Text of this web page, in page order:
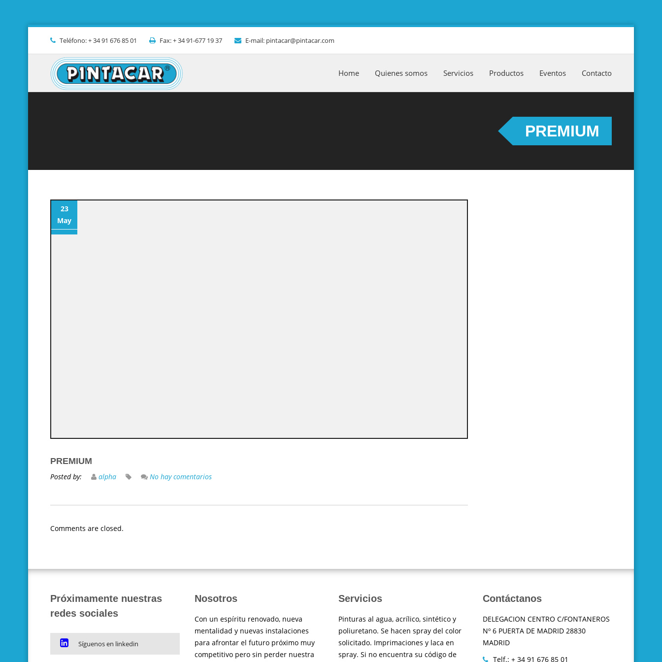
Teléfono: + 34 91 676 85 01 Fax: + 34 91-677 19 37 E-mail: pintacar@pintacar.com
Home Quienes somos Servicios Productos Eventos Contacto
PREMIUM
23
May
PREMIUM
Posted by: alpha No hay comentarios
Comments are closed.
Próximamente nuestras
redes sociales
Síguenos en linkedin
Nosotros
Con un espíritu renovado, nueva
mentalidad y nuevas instalaciones
para afrontar el futuro próximo muy
competitivo pero sin perder nuestra
Servicios
Pinturas al agua, acrílico, sintético y
poliuretano. Se hacen spray del color
solicitado. Imprimaciones y laca en
spray. Si no encuentra su código de
Contáctanos
DELEGACION CENTRO C/FONTANEROS
Nº 6 PUERTA DE MADRID 28830
MADRID
Telf.: + 34 91 676 85 01